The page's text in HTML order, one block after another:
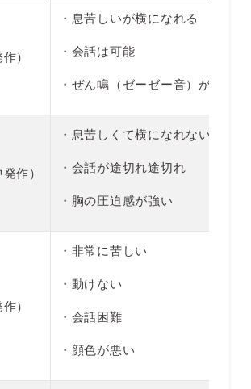
）
・息苦しいが横になれる
・会話は可能
・ぜん鳴（ゼーゼー音）がある
作）
・息苦しくて横になれない
・会話が途切れ途切れ
・胸の圧迫感が強い
）
・非常に苦しい
・動けない
・会話困難
・顔色が悪い